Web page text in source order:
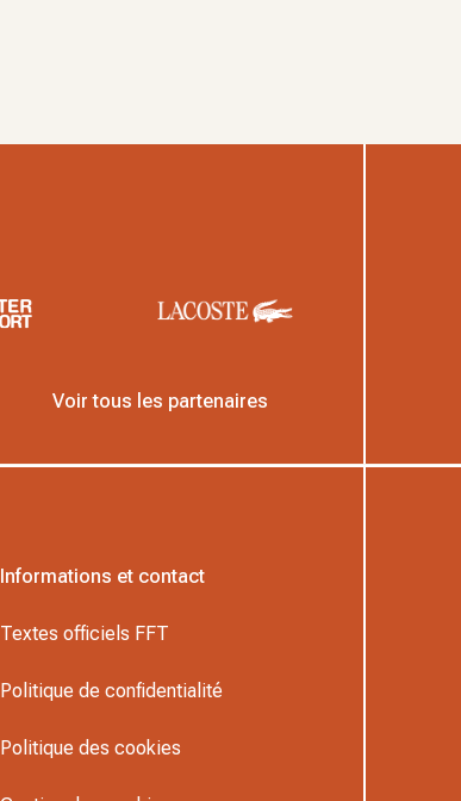
Voir tous les partenaires
Informations et contact
Textes officiels FFT
Politique de confidentialité
Politique des cookies